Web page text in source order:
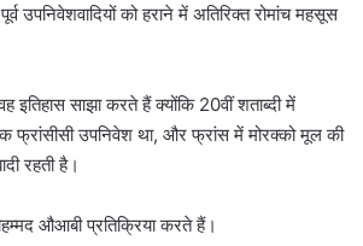
उपनिवेशवादियों को हराने में अतिरिक्त रोमांच महसूस
इतिहास साझा करते हैं क्योंकि 20वीं शताब्दी में
फ्रांसीसी उपनिवेश था, और फ्रांस में मोरक्को मूल की
रहती है।